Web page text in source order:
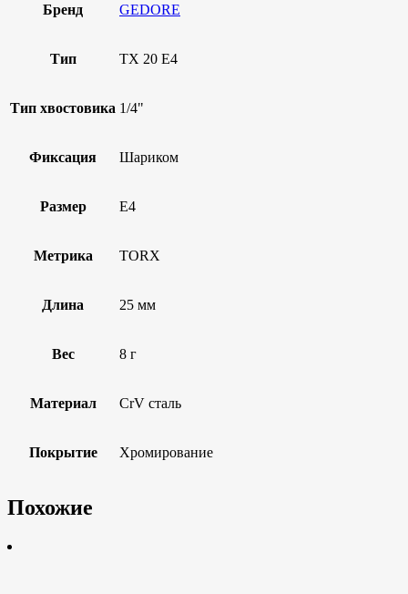
Бренд GEDORE
Тип TX 20 E4
Тип хвостовика 1/4"
Фиксация Шариком
Размер E4
Метрика TORX
Длина 25 мм
Вес 8 г
Материал CrV сталь
Покрытие Хромирование
Похожие